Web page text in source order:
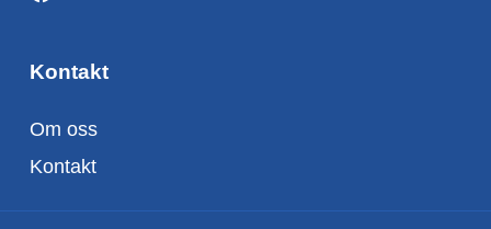
Kontakt
Om oss
Kontakt